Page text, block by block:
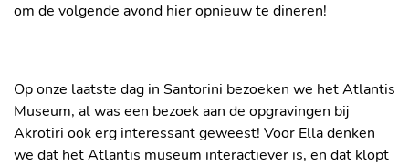
om de volgende avond hier opnieuw te dineren!
ONZE COZY SUITE
Op onze laatste dag in Santorini bezoeken we het Atlantis
Museum, al was een bezoek aan de opgravingen bij
Akrotiri ook erg interessant geweest! Voor Ella denken
we dat het Atlantis museum interactiever is, en dat klopt